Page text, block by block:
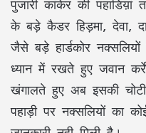
के बड़े कैडर हिड़मा, देवा,
जैसे बड़े हार्डकोर
ध्यान में रखते हुए जवान
खंगालते हुए अब इसकी
पहाड़ी पर नक्सलियों का